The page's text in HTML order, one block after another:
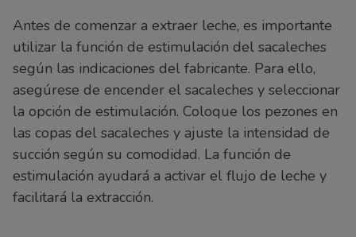
Antes de comenzar a extraer leche, es importante
utilizar la función de estimulación del sacaleches
según las indicaciones del fabricante. Para ello,
asegúrese de encender el sacaleches y seleccionar
la opción de estimulación. Coloque los pezones en
las copas del sacaleches y ajuste la intensidad de
succión según su comodidad. La función de
estimulación ayudará a activar el flujo de leche y
facilitará la extracción.